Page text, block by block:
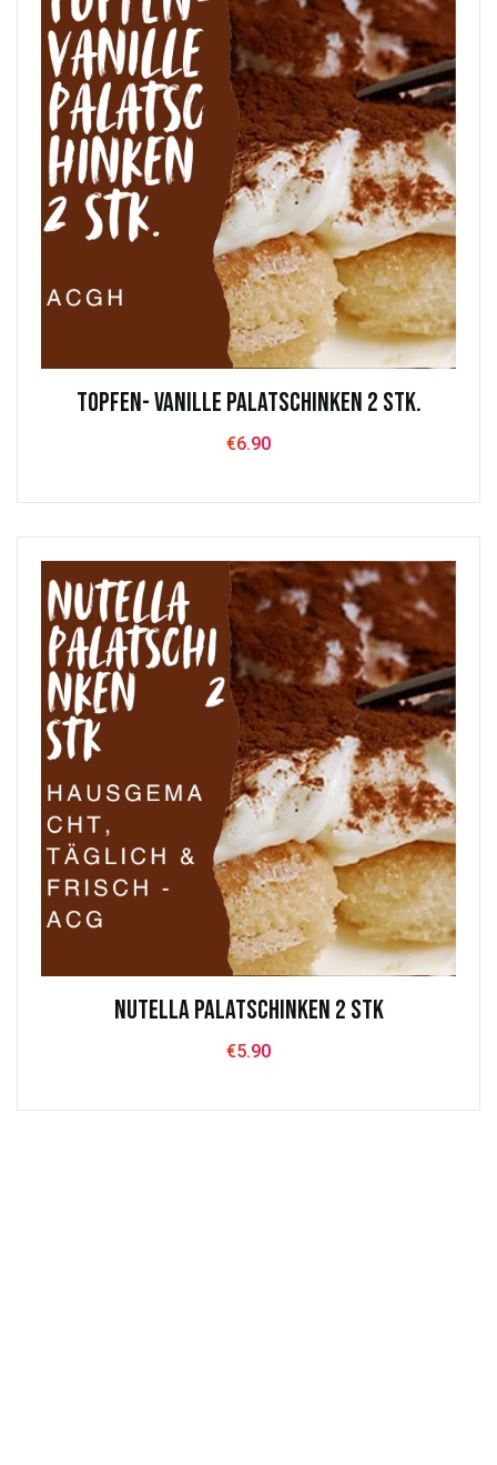
Topfen- Vanille Palatschinken 2 Stk.
€6.90
Nutella Palatschinken 2 Stk
€5.90